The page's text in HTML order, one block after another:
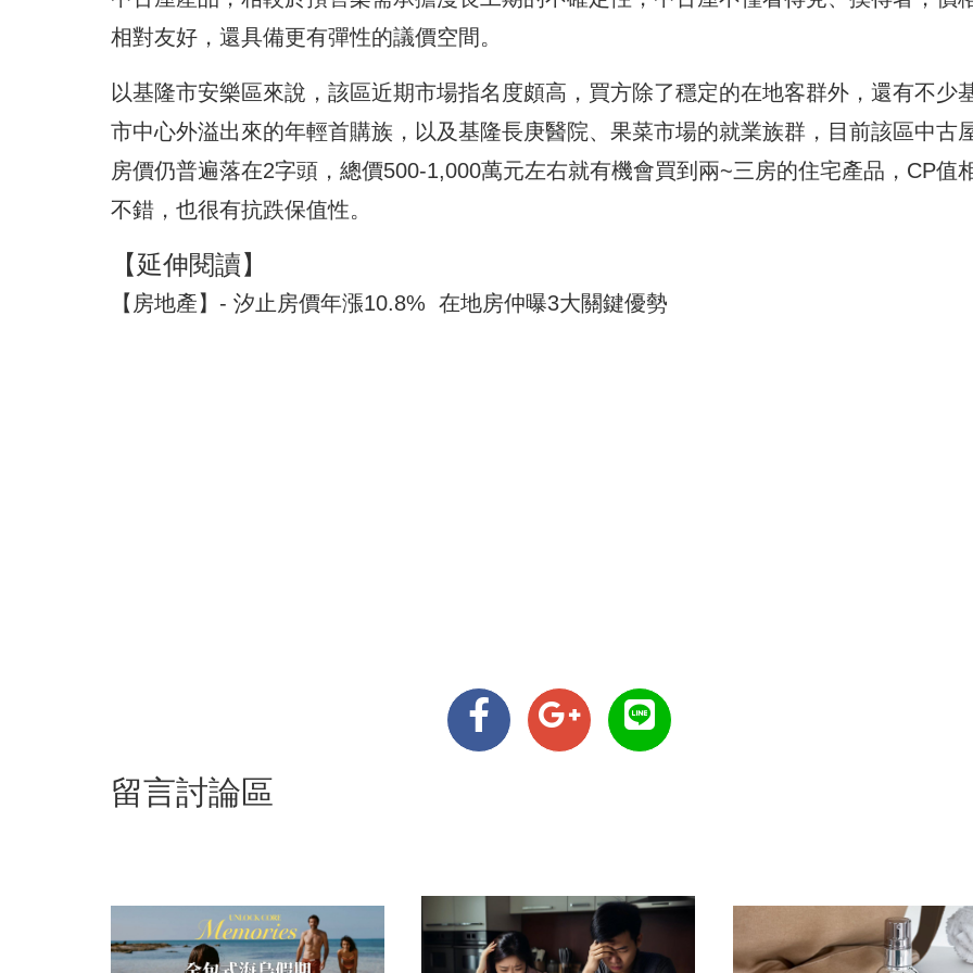
相對友好，還具備更有彈性的議價空間。
以基隆市安樂區來說，該區近期市場指名度頗高，買方除了穩定的在地客群外，還有不少
市中心外溢出來的年輕首購族，以及基隆長庚醫院、果菜市場的就業族群，目前該區中古
房價仍普遍落在2字頭，總價500-1,000萬元左右就有機會買到兩~三房的住宅產品，CP值
不錯，也很有抗跌保值性。
【延伸閱讀】
【房地產】- 汐止房價年漲10.8% 在地房仲曝3大關鍵優勢
留言討論區